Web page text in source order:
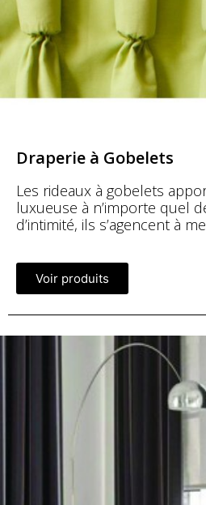
Draperie à Gobelets
Les rideaux à gobelets
luxueuse à n’importe quel
d’intimité, ils s’agencent à
Voir produits